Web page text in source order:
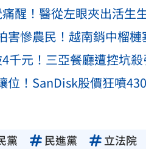
醒！醫從左眼夾出活生
害慘農民！越南銷中榴
千元！三亞餐廳遭控坑
位！SanDisk股價狂噴
黨 民進黨 立法院